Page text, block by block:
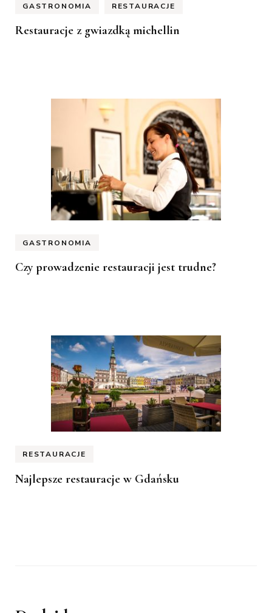
GASTRONOMIA RESTAURACJE
Restauracje z gwiazdką michellin
GASTRONOMIA
Czy prowadzenie restauracji jest trudne?
RESTAURACJE
Najlepsze restauracje w Gdańsku